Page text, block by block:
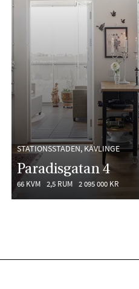
STATIONSSTADEN, KÄVLINGE
Paradisgatan 4
66 KVM 2,5 RUM 2 095 000 KR